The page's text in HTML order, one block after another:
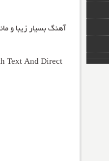
آهنگ بسیار زیبا و
Text And Direct